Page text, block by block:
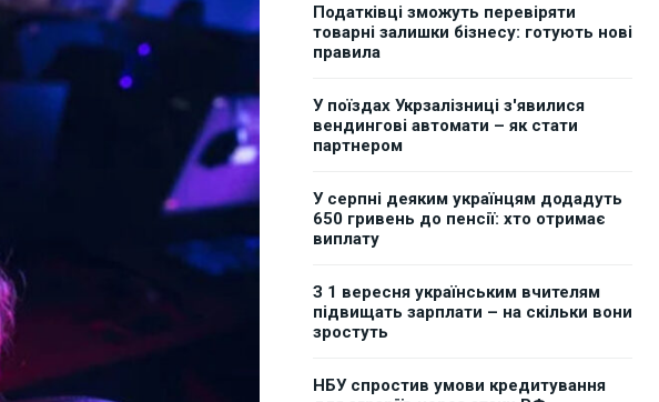
Податківці зможуть перевіряти
товарні залишки бізнесу: готують нові
правила
У поїздах Укрзалізниці з'явилися
вендингові автомати – як стати
партнером
У серпні деяким українцям додадуть
650 гривень до пенсії: хто отримає
виплату
З 1 вересня українським вчителям
підвищать зарплати – на скільки вони
зростуть
НБУ спростив умови кредитування